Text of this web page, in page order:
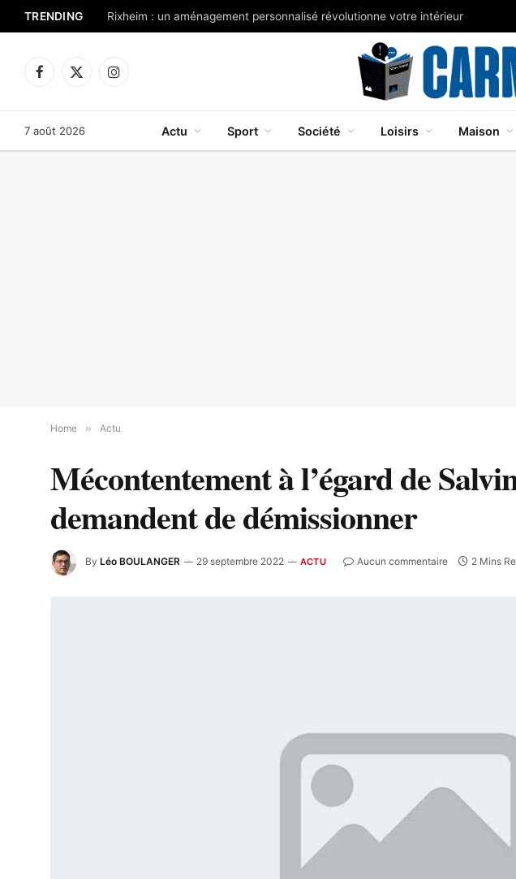
TRENDING Rixheim : un aménagement personnalisé révolutionne votre intérieur
Facebook
X
Instagram
7 août 2026 Actu Sport Société Loisirs Maison
Home » Actu
Mécontentement à l’égard de
demandent de démissionner
By Léo BOULANGER 29 septembre 2022 ACTU Aucun commentaire 2 Mins